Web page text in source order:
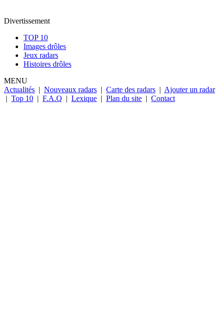
Divertissement
TOP 10
Images drôles
Jeux radars
Histoires drôles
MENU
Actualités | Nouveaux radars | Carte des radars | Ajouter un radar
| Top 10 | F.A.Q | Lexique | Plan du site | Contact